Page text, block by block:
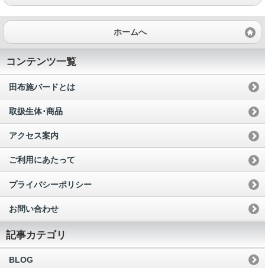
ホームへ
コンテンツ一覧
田布施バードとは
取扱生体･商品
アクセス案内
ご利用にあたって
プライバシーポリシー
お問い合わせ
記事カテゴリ
BLOG